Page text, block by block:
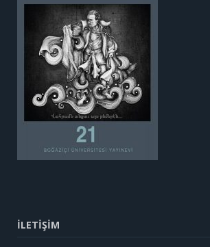
İLETİŞİM